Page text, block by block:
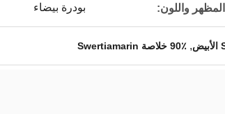
المظهر واللون: بودرة بيضاء
, 90٪ خلاصة Swertiamarin